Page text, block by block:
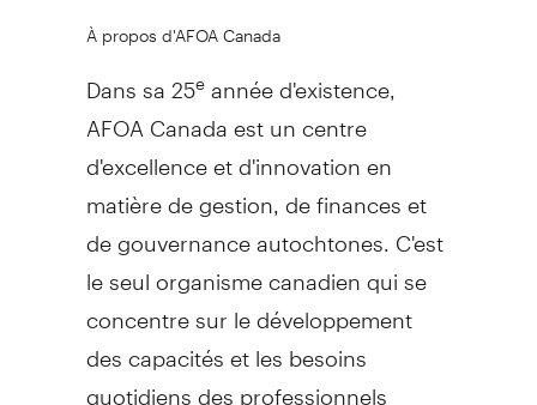
À propos d'AFOA Canada
Dans sa 25eannée d'existence,
AFOA Canada est un centre
d'excellence et d'innovation en
matière de gestion, de finances et
de gouvernance autochtones. C'est
le seul organisme canadien qui se
concentre sur le développement
des capacités et les besoins
quotidiens des professionnels